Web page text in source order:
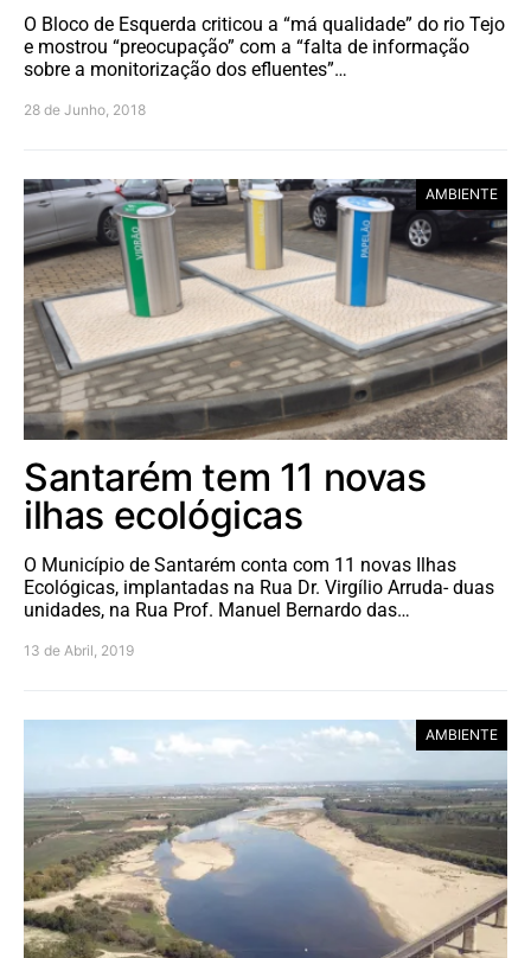
O Bloco de Esquerda criticou a “má qualidade” do rio Tejo
e mostrou “preocupação” com a “falta de informação
sobre a monitorização dos efluentes”…
28 de Junho, 2018
AMBIENTE
Santarém tem 11 novas
ilhas ecológicas
O Município de Santarém conta com 11 novas Ilhas
Ecológicas, implantadas na Rua Dr. Virgílio Arruda- duas
unidades, na Rua Prof. Manuel Bernardo das…
13 de Abril, 2019
AMBIENTE